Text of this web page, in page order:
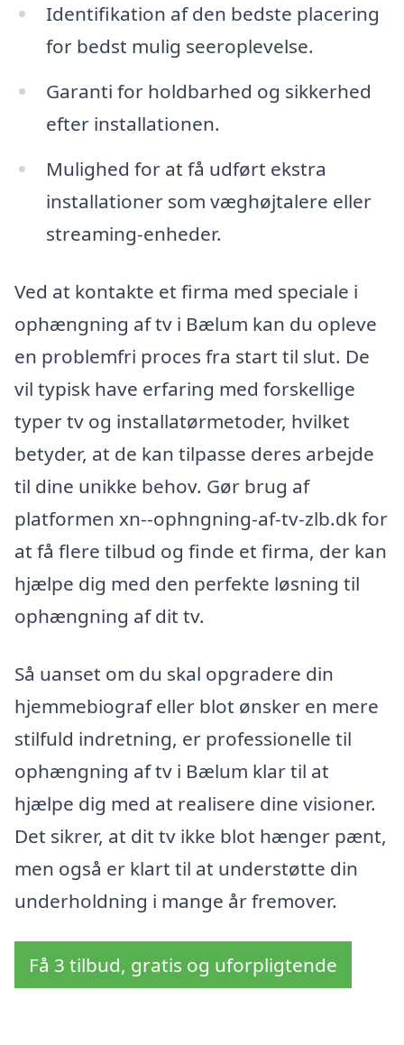
Identifikation af den bedste placering
for bedst mulig seeroplevelse.
Garanti for holdbarhed og sikkerhed
efter installationen.
Mulighed for at få udført ekstra
installationer som væghøjtalere eller
streaming-enheder.
Ved at kontakte et firma med speciale i
ophængning af tv i Bælum kan du opleve
en problemfri proces fra start til slut. De
vil typisk have erfaring med forskellige
typer tv og installatørmetoder, hvilket
betyder, at de kan tilpasse deres arbejde
til dine unikke behov. Gør brug af
platformen xn--ophngning-af-tv-zlb.dk for
at få flere tilbud og finde et firma, der kan
hjælpe dig med den perfekte løsning til
ophængning af dit tv.
Så uanset om du skal opgradere din
hjemmebiograf eller blot ønsker en mere
stilfuld indretning, er professionelle til
ophængning af tv i Bælum klar til at
hjælpe dig med at realisere dine visioner.
Det sikrer, at dit tv ikke blot hænger pænt,
men også er klart til at understøtte din
underholdning i mange år fremover.
Få 3 tilbud, gratis og uforpligtende